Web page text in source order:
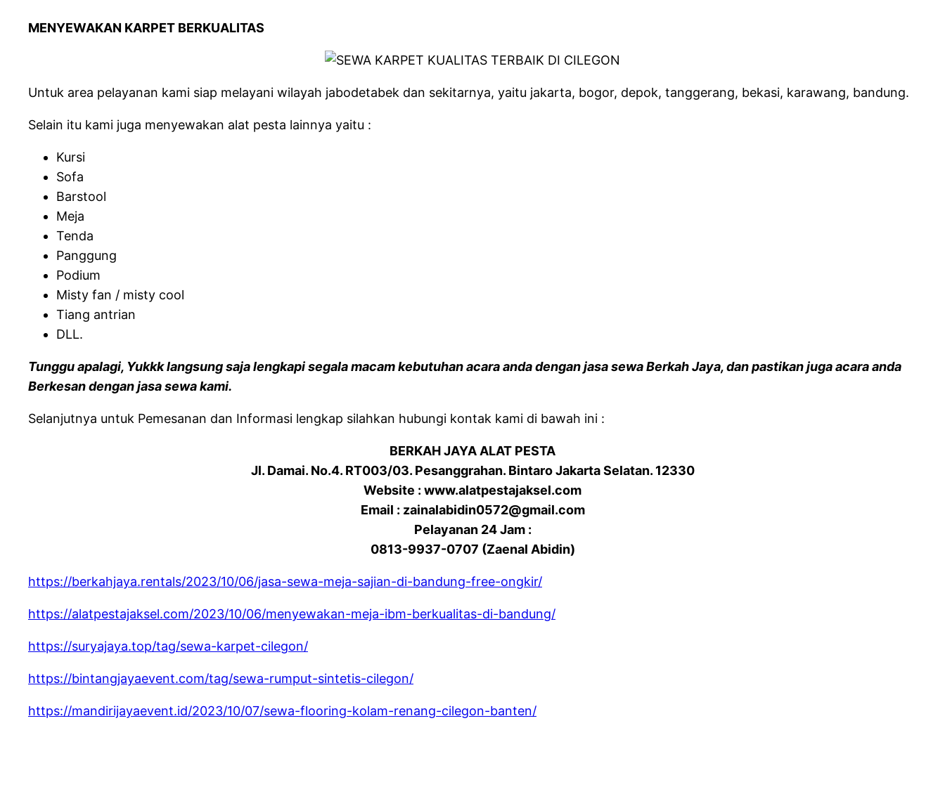
MENYEWAKAN KARPET BERKUALITAS
Untuk area pelayanan kami siap melayani wilayah jabodetabek dan sekitarnya, yaitu jakarta, bogor, depok, tanggerang, bekasi, karawang, bandung.
Selain itu kami juga menyewakan alat pesta lainnya yaitu :
Kursi
Sofa
Barstool
Meja
Tenda
Panggung
Podium
Misty fan / misty cool
Tiang antrian
DLL.
Tunggu apalagi, Yukkk langsung saja lengkapi segala macam kebutuhan acara anda dengan jasa sewa Berkah Jaya, dan pastikan juga acara anda
Berkesan dengan jasa sewa kami.
Selanjutnya untuk Pemesanan dan Informasi lengkap silahkan hubungi kontak kami di bawah ini :
BERKAH JAYA ALAT PESTA
Jl. Damai. No.4. RT003/03. Pesanggrahan. Bintaro Jakarta Selatan. 12330
Website : www.alatpestajaksel.com
Email : zainalabidin0572@gmail.com
Pelayanan 24 Jam :
0813-9937-0707 (Zaenal Abidin)
https://berkahjaya.rentals/2023/10/06/jasa-sewa-meja-sajian-di-bandung-free-ongkir/
https://alatpestajaksel.com/2023/10/06/menyewakan-meja-ibm-berkualitas-di-bandung/
https://suryajaya.top/tag/sewa-karpet-cilegon/
https://bintangjayaevent.com/tag/sewa-rumput-sintetis-cilegon/
https://mandirijayaevent.id/2023/10/07/sewa-flooring-kolam-renang-cilegon-banten/